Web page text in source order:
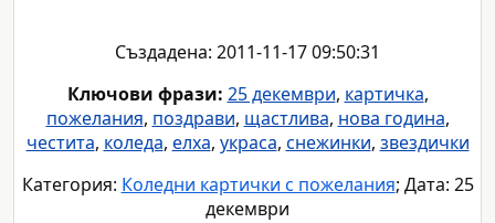
Създадена: 2011-11-17 09:50:31
Ключови фрази: 25 декември, картичка,
пожелания, поздрави, щастлива, нова година,
честита, коледа, елха, украса, снежинки, звездички
Категория: Коледни картички с пожелания; Дата: 25
декември